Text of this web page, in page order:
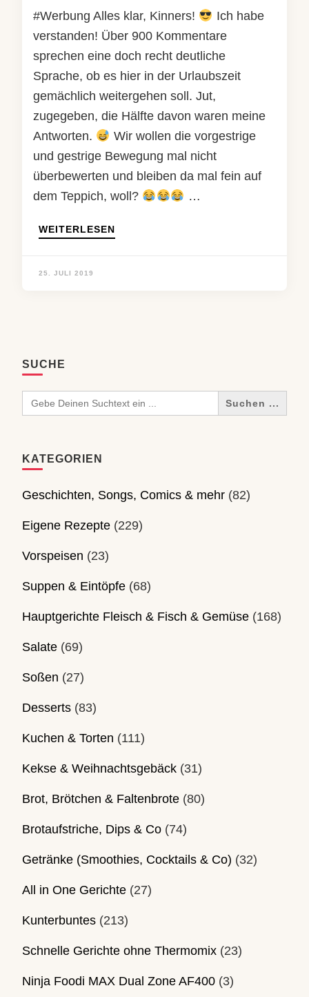
#Werbung Alles klar, Kinners!
Ich habe
verstanden! Über 900 Kommentare
sprechen eine doch recht deutliche
Sprache, ob es hier in der Urlaubszeit
gemächlich weitergehen soll. Jut,
zugegeben, die Hälfte davon waren meine
Antworten.
Wir wollen die vorgestrige
und gestrige Bewegung mal nicht
überbewerten und bleiben da mal fein auf
dem Teppich, woll?
…
WEITERLESEN
25. JULI 2019
SUCHE
Search
for:
KATEGORIEN
Geschichten, Songs, Comics & mehr (82)
Eigene Rezepte (229)
Vorspeisen (23)
Suppen & Eintöpfe (68)
Hauptgerichte Fleisch & Fisch & Gemüse (168)
Salate (69)
Soßen (27)
Desserts (83)
Kuchen & Torten (111)
Kekse & Weihnachtsgebäck (31)
Brot, Brötchen & Faltenbrote (80)
Brotaufstriche, Dips & Co (74)
Getränke (Smoothies, Cocktails & Co) (32)
All in One Gerichte (27)
Kunterbuntes (213)
Schnelle Gerichte ohne Thermomix (23)
Ninja Foodi MAX Dual Zone AF400 (3)